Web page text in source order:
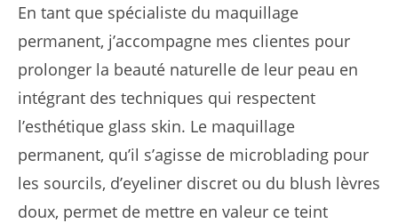
En tant que spécialiste du maquillage
permanent, j’accompagne mes clientes pour
prolonger la beauté naturelle de leur peau en
intégrant des techniques qui respectent
l’esthétique glass skin. Le maquillage
permanent, qu’il s’agisse de microblading pour
les sourcils, d’eyeliner discret ou du blush lèvres
doux, permet de mettre en valeur ce teint